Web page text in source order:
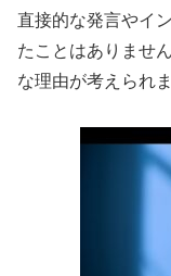
直接的な発言やイ
たことはありませ
な理由が考えられま